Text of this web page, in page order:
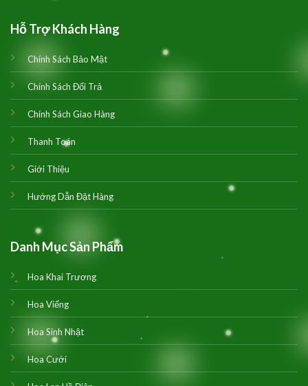
Hỗ Trợ Khách Hàng
Chính Sách Bảo Mật
Chính Sách Đổi Trả
Chính Sách Giao Hàng
Thanh Toán
Giới Thiệu
Hướng Dẫn Đặt Hàng
Danh Mục Sản Phẩm
Hoa Khai Trương
Hoa Viếng
Hoa Sinh Nhật
Hoa Cưới